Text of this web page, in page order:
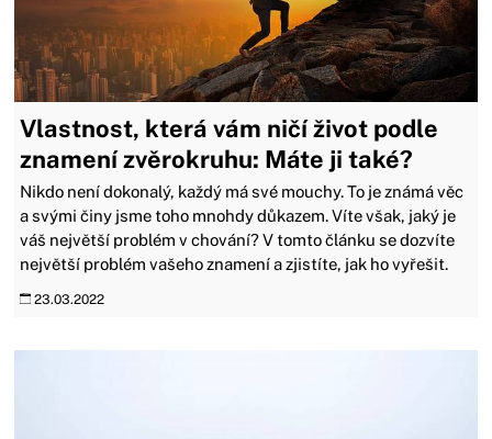
Vlastnost, která vám ničí život podle
znamení zvěrokruhu: Máte ji také?
Nikdo není dokonalý, každý má své mouchy. To je známá věc
a svými činy jsme toho mnohdy důkazem. Víte však, jaký je
váš největší problém v chování? V tomto článku se dozvíte
největší problém vašeho znamení a zjistíte, jak ho vyřešit.
23.03.2022